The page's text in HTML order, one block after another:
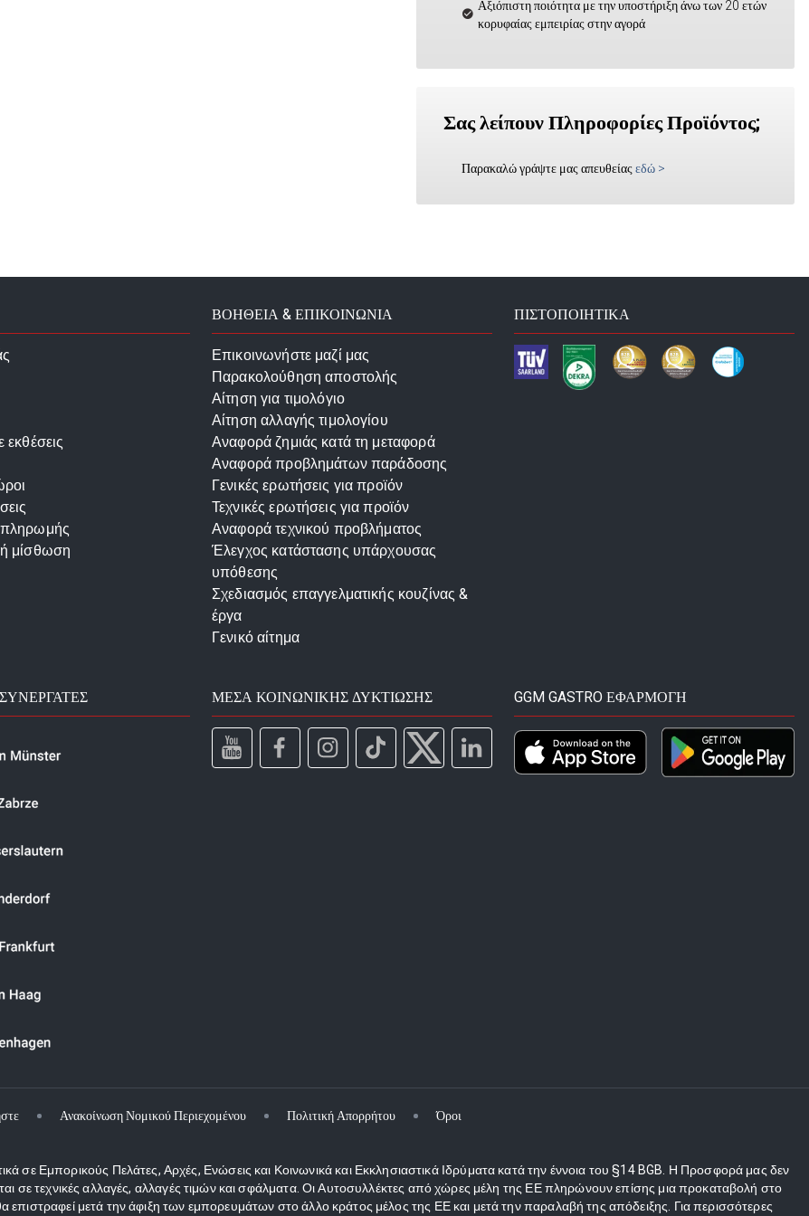
Αξιόπιστη ποιότητα με την υποστήριξη άνω των 20 ετών
κορυφαίας εμπειρίας στην αγορά
Σας λείπουν Πληροφορίες Προϊόντος;
Παρακαλώ γράψτε μας απευθείας εδώ >
εκθέσεις
μίσθωση
ΒΟΗΘΕΙΑ & ΕΠΙΚΟΙΝΩΝΙΑ
Επικοινωνήστε μαζί μας
Παρακολούθηση αποστολής
Αίτηση για τιμολόγιο
Αίτηση αλλαγής τιμολογίου
Αναφορά ζημιάς κατά τη μεταφορά
Αναφορά προβλημάτων παράδοσης
Γενικές ερωτήσεις για προϊόν
Τεχνικές ερωτήσεις για προϊόν
Αναφορά τεχνικού προβλήματος
Έλεγχος κατάστασης υπάρχουσας
υπόθεσης
Σχεδιασμός επαγγελματικής κουζίνας &
έργα
Γενικό αίτημα
ΠΙΣΤΟΠΟΙΗΤΙΚΆ
ΜΈΣΑ ΚΟΙΝΩΝΙΚΉΣ ΔΥΚΤΊΩΣΗΣ GGM GASTRO ΕΦΑΡΜΟΓΉ
Ανακοίνωση Νομικού Περιεχομένου Πολιτική Απορρήτου Όροι
σε Εμπορικούς Πελάτες, Αρχές, Ενώσεις και Κοινωνικά και Εκκλησιαστικά Ιδρύματα κατά την έννοια του §14 BGB. Η Προσφορά μας δεν
σε τεχνικές αλλαγές, αλλαγές τιμών και σφάλματα. Οι Αυτοσυλλέκτες από χώρες μέλη της ΕΕ πληρώνουν επίσης μια προκαταβολή στο
μετά την άφιξη των εμπορευμάτων στο άλλο κράτος μέλος της ΕΕ και μετά την παραλαβή της απόδειξης. Για περισσότερες